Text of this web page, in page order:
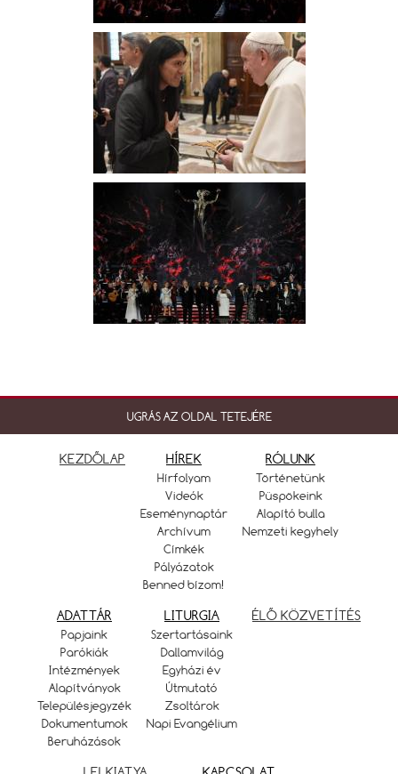
UGRÁS AZ OLDAL TETEJÉRE
KEZDŐLAP HÍREK
Hírfolyam
Videók
Eseménynaptár
Archívum
Címkék
Pályázatok
Benned bízom!
RÓLUNK
Történetünk
Püspökeink
Alapító bulla
Nemzeti kegyhely
ADATTÁR
Papjaink
Parókiák
Intézmények
Alapítványok
Településjegyzék
Dokumentumok
Beruházások
LITURGIA
Szertartásaink
Dallamvilág
Egyházi év
Útmutató
Zsoltárok
Napi Evangélium
ÉLŐ KÖZVETÍTÉS